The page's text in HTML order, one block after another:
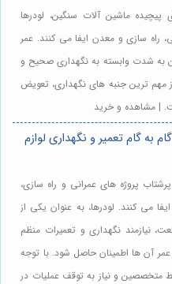
پیچیده ماشین آلات سنگین، لودرها
راه سازی و معدن ایفا می کنند. عمر
به شدت وابسته به نگهداری صحیح و
ترین جنبه های نگهداری، تعویض
| مشاهده و خرید
به گام تعمیر و نگهداری لوازم
پروژه های عمرانی و راه سازی،
می کنند. لودرها، به عنوان یکی از
نیازمند نگهداری و تعمیرات منظم
آن ها اطمینان حاصل شود. با توجه
متخصصین و نیاز به توقف عملیات در